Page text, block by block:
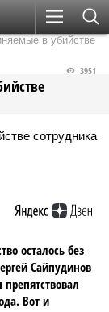
в убийстве
3951
осталось без
Сайпудинов
Вот и